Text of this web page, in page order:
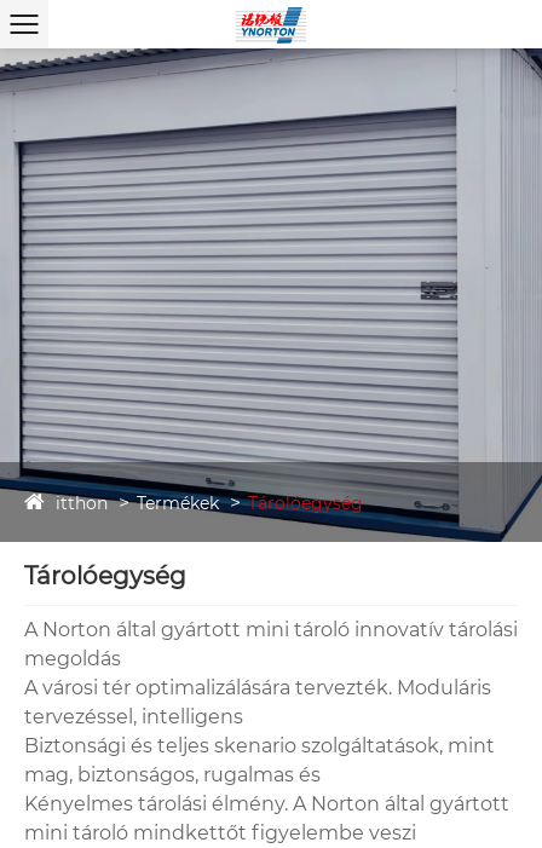
itthon Termékek Tárolóegység
Tárolóegység
A Norton által gyártott mini tároló innovatív tárolási
megoldás
A városi tér optimalizálására tervezték. Moduláris
tervezéssel, intelligens
Biztonsági és teljes skenario szolgáltatások, mint
mag, biztonságos, rugalmas és
Kényelmes tárolási élmény. A Norton által gyártott
mini tároló mindkettőt figyelembe veszi